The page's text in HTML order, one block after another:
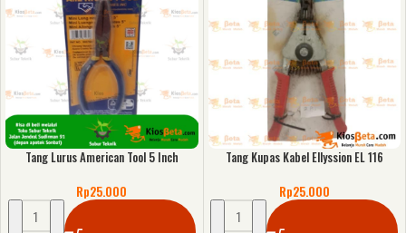
Tang Lurus American Tool 5 Inch
Rp25.000
Tang Kupas Kabel Ellyssion EL 116
Rp25.000